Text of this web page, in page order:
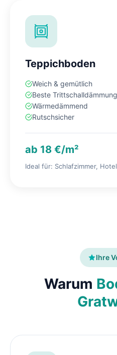
Teppichboden
Weich & gemütlich
Beste Trittschalldämmung
Wärmedämmend
Rutschsicher
ab 18 €/m²
Ideal für: Schlafzimmer, Hotel
Ihre
Warum